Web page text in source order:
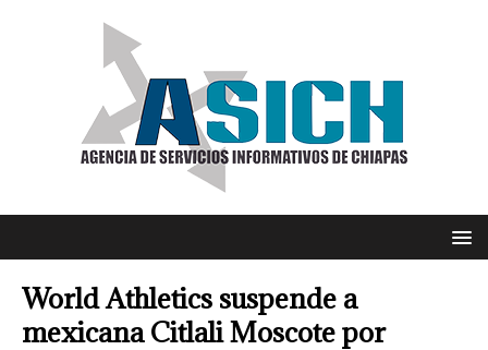
World Athletics suspende a
mexicana Citlali Moscote por